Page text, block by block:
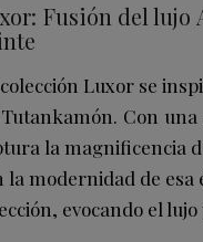
Fusión del lujo
Luxor se
Con
la magnificencia
la modernidad de
evocando el